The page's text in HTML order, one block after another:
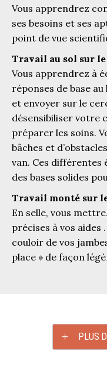
Vous apprendrez
ses besoins et ses
point de vue
Travail au sol sur le
Vous apprendrez à
réponses de base
et envoyer sur le
désensibiliser votre
préparer les soins.
bâches et
van. Ces différentes
des bases solides
Travail monté sur le
En selle, vous
précises à vos aides
couloir de vos
place » de façon
PLUS